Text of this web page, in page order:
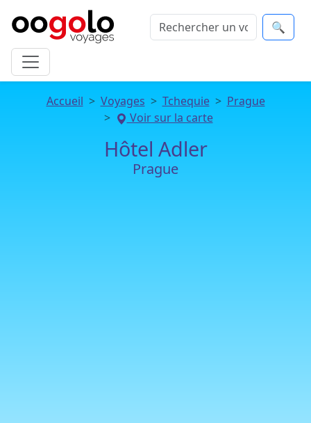
🔍
Accueil Voyages Tchequie
Prague
Voir sur la carte
Hôtel Adler
Prague